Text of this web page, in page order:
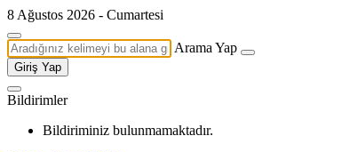
8 Ağustos 2026 - Cumartesi
Arama Yap
Giriş Yap
Bildirimler
Bildiriminiz bulunmamaktadır.